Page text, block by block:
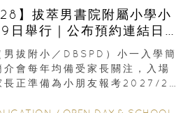
】拔萃男書院附屬小學小
日舉行｜公布預約連結日期
拔附小／DBSPD）小一入學簡
會每年均備受家長關注，入場
長正準備為小朋友報考2027/28